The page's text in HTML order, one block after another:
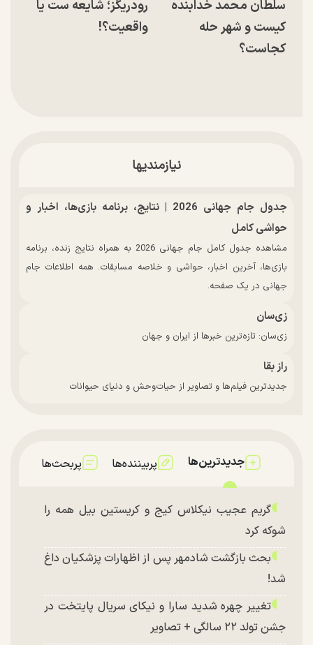
سلطان محمد خدابنده
کیست و شهر حله
کجاست؟
رودریگز؛ شایعه ست یا
واقعیت؟!
نیازمندیها
جدول جام جهانی 2026 | نتایج، برنامه بازی‌ها، اخبار و
حواشی کامل
مشاهده جدول کامل جام جهانی 2026 به همراه نتایج زنده، برنامه
بازی‌ها، آخرین اخبار، حواشی و خلاصه مسابقات. همه اطلاعات جام
جهانی در یک صفحه.
زی‌سان
زی‌سان: تازه‌ترین خبرها از ایران و جهان
راز بقا
جدیدترین فیلم‌ها و تصاویر از حیات‌وحش و دنیای حیوانات
جدیدترین‌ها پربیننده‌ها پربحث‌ها
گریم عجیب نیکلاس کیج و کریستین بیل همه را
شوکه کرد
بحث بازگشت شادمهر پس از اظهارات پزشکیان داغ
شد!
تغییر چهره شدید سارا و نیکای سریال پایتخت در
جشن تولد ۲۲ سالگی + تصاویر